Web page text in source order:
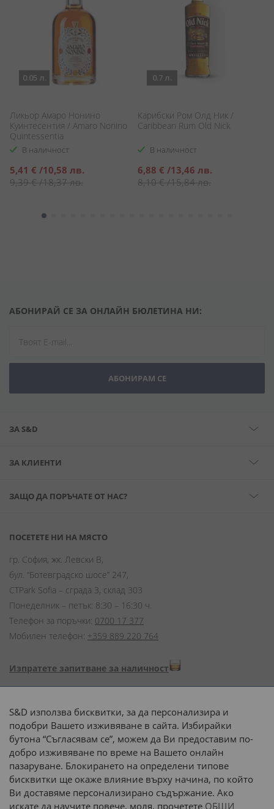
0.05 л.
Ликьор Амаро Нонино
Куинтесентия / Amaro Nonino
Quintessentia
В наличност
Специална
цена
5,41 € /10,58 лв.
9,39 €/18,37 лв.
0.7 л.
Карибски Ром Олд Ник /
Caribbean Rum Old Nick
В наличност
Специална
цена
6,88 € /13,46 лв.
8,10 €/15,84 лв.
АБОНИРАЙ СЕ ЗА ОНЛАЙН БЮЛЕТИНА НИ:
АБОНИРАМ СЕ
ЗА S&D
ЗА КЛИЕНТИ
ЗАЩО ДА ПОРЪЧАТЕ ОТ НАС?
ПОСЕТЕТЕ НИ НА МЯСТО
гр. София, жк. Левски В,
бул. “Ботевградско шосе” 247,
CTPark Sofia – сграда 3, склад 303
Понеделник – петък: 8:30 – 16:30 ч.
Телефон за поръчки: 0700 17 377
Мобилен телефон: +359 889 220 764
Изпратете запитване за наличност
Начини на плащане:
Доставка до адрес с:
или
наш транспорт
S&D използва бисквитки, за да персонализира и
подобри Вашето изживяване в сайта. Избирайки
бутона “Съгласявам се”, можем да Ви предоставим по-
добро изживяване по време на Вашето онлайн
пазаруване. Блокирането на определени типове
бисквитки ще окаже влияние върху начина, по който
Ви доставяме персонализирано съдържание. Ако
искате да научите повече, моля, прочетете ОБЩИ